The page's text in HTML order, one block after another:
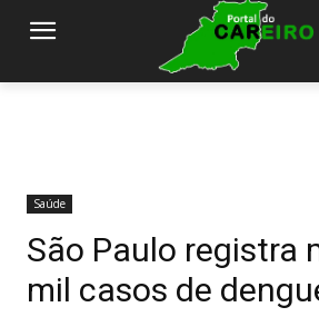
Saúde
São Paulo registra
mil casos de